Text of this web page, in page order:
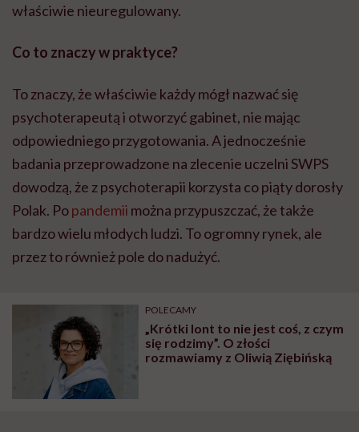
właściwie nieuregulowany.
Co to znaczy w praktyce?
To znaczy, że właściwie każdy mógł nazwać się
psychoterapeutą i otworzyć gabinet, nie mając
odpowiedniego przygotowania. A jednocześnie
badania przeprowadzone na zlecenie uczelni SWPS
dowodzą, że z psychoterapii korzysta co piąty dorosły
Polak. Popandemii można przypuszczać, że także
bardzo wielu młodych ludzi. To ogromny rynek, ale
przez to również pole do nadużyć.
POLECAMY
„Krótki lont to nie jest coś, z czym
się rodzimy”. O złości
rozmawiamy z Oliwią Ziębińską